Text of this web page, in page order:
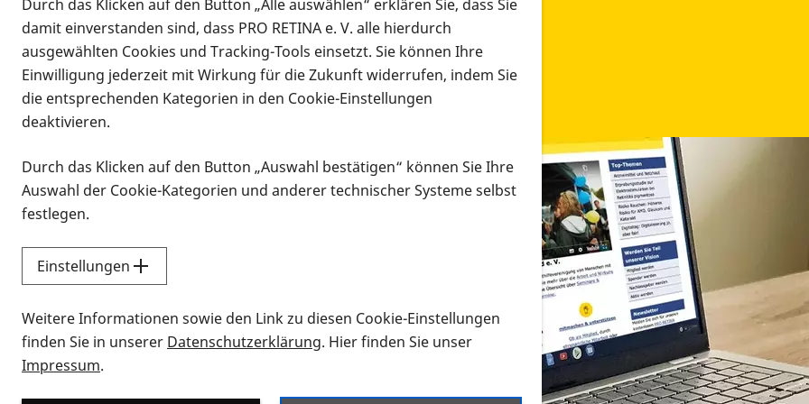
Infomaterial
Infomaterial
Vorlesen
Alle Infomaterialien in verschiedenen Formaten an
Sie möchten wissen, wie Sie nach Infonmaterial suchen und dieses bestellen bzw. herunterladen
Durch das Klicken auf den Button „Alle auswählen“ erklären Sie, dass Sie
damit einverstanden sind, dass PRO RETINA e. V. alle hierdurch
ausgewählten Cookies und Tracking-Tools einsetzt. Sie können Ihre
Einwilligung jederzeit mit Wirkung für die Zukunft widerrufen, indem Sie
die entsprechenden Kategorien in den Cookie-Einstellungen
deaktivieren.
Durch das Klicken auf den Button „Auswahl bestätigen“ können Sie Ihre
Auswahl der Cookie-Kategorien und anderer technischer Systeme selbst
festlegen.
Einstellungen
Weitere Informationen sowie den Link zu diesen Cookie-Einstellungen
finden Sie in unserer Datenschutzerklärung. Hier finden Sie unser
Impressum.